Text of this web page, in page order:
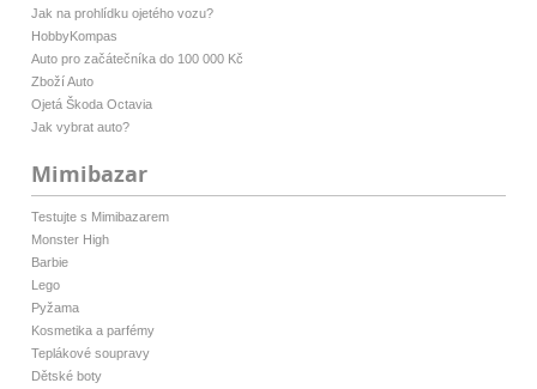
Jak na prohlídku ojetého vozu?
HobbyKompas
Auto pro začátečníka do 100 000 Kč
Zboží Auto
Ojetá Škoda Octavia
Jak vybrat auto?
Mimibazar
Testujte s Mimibazarem
Monster High
Barbie
Lego
Pyžama
Kosmetika a parfémy
Teplákové soupravy
Dětské boty